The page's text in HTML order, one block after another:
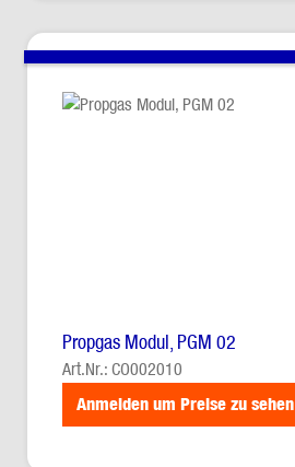
Propgas Modul, PGM 02
Art.Nr.: CO002010
Anmelden um Preise zu sehen